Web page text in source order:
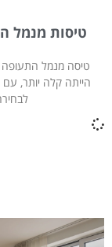
טיסות מנמל
טיסה מנמל התעופה
הייתה קלה יותר, עם